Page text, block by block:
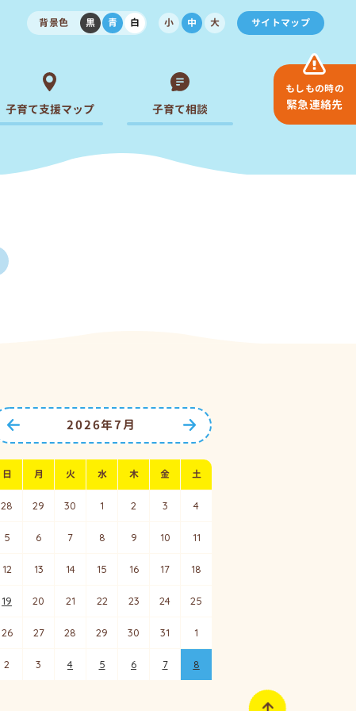
背景色 黒 青 白 小 中 大 サイトマップ
子育て支援マップ 子育て相談
もしもの時の
緊急連絡先
次の月へ
2026年7月
日 月 火 水 木 金 土
28 29 30 1 2 3 4
5 6 7 8 9 10 11
12 13 14 15 16 17 18
19 20 21 22 23 24 25
26 27 28 29 30 31 1
2 3 4 5 6 7 8